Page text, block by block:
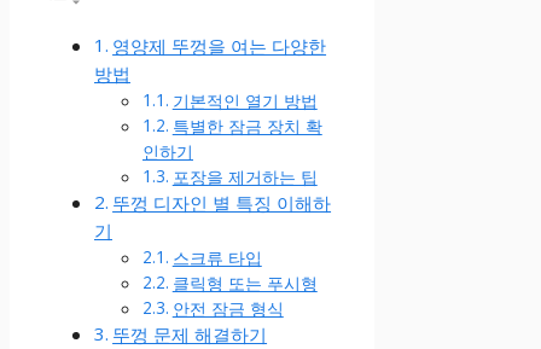
영양제 뚜껑을 여는 다양한
방법
기본적인 열기 방법
특별한 잠금 장치 확
인하기
포장을 제거하는 팁
뚜껑 디자인 별 특징 이해하
기
스크류 타입
클릭형 또는 푸시형
안전 잠금 형식
뚜껑 문제 해결하기